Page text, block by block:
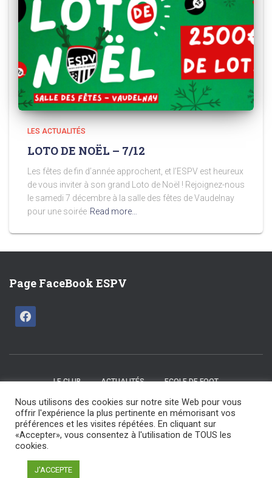
LES ACTUALITÉS
LOTO DE NOËL – 7/12
Les fêtes de fin d’année approchent, et l’ESPV est heureux
de vous inviter à son grand Loto de Noël ! Rejoignez-nous
le samedi 7 décembre à la salle des fêtes de Vaudelnay
pour une soirée Read more…
Page FaceBook ESPV
LE CLUB ACTUALITÉS ECOLE DE FOOT
CATÉGORIES U15 / U17 SENIORS LES COMMISSIONS
NOS ARBITRES
ESPV 2025 tout droit réservé | Maintenu par F Design
Nous utilisons des cookies sur notre site Web pour vous
offrir l'expérience la plus pertinente en mémorisant vos
préférences et les visites répétées. En cliquant sur
«Accepter», vous consentez à l'utilisation de TOUS les
cookies.
J'ACCEPTE